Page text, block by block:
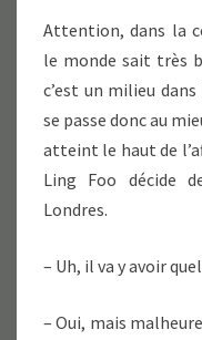
Attention, dans la
le monde sait très
c’est un milieu
se passe donc au
atteint le haut de
Ling Foo décide
Londres.
– Uh, il va y avoir
– Oui, mais